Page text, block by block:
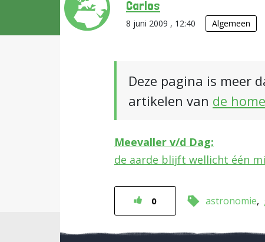
Carlos
8 juni 2009 , 12:40 Algemeen
Deze pagina is meer
artikelen van de
Meevaller v/d Dag:
de aarde blijft wellicht één
0 astronomie